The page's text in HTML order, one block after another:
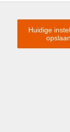
Huidige
opslaan